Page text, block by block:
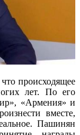
происходящее
лет. По его
«Армения» и
вместе,
Пашинян